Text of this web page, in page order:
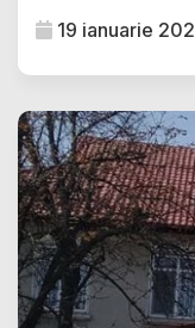
19 ianuarie